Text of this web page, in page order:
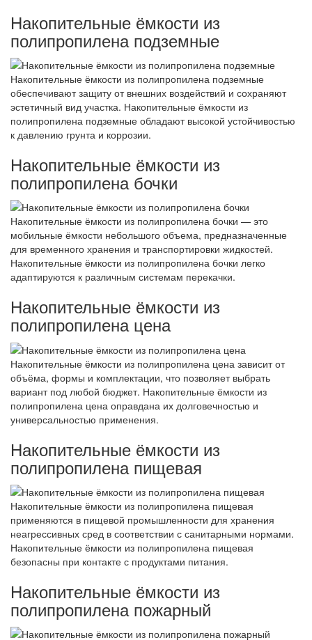
Накопительные ёмкости из
полипропилена подземные
Накопительные ёмкости из полипропилена подземные
обеспечивают защиту от внешних воздействий и сохраняют
эстетичный вид участка. Накопительные ёмкости из
полипропилена подземные обладают высокой устойчивостью
к давлению грунта и коррозии.
Накопительные ёмкости из
полипропилена бочки
Накопительные ёмкости из полипропилена бочки — это
мобильные ёмкости небольшого объема, предназначенные
для временного хранения и транспортировки жидкостей.
Накопительные ёмкости из полипропилена бочки легко
адаптируются к различным системам перекачки.
Накопительные ёмкости из
полипропилена цена
Накопительные ёмкости из полипропилена цена зависит от
объёма, формы и комплектации, что позволяет выбрать
вариант под любой бюджет. Накопительные ёмкости из
полипропилена цена оправдана их долговечностью и
универсальностью применения.
Накопительные ёмкости из
полипропилена пищевая
Накопительные ёмкости из полипропилена пищевая
применяются в пищевой промышленности для хранения
неагрессивных сред в соответствии с санитарными нормами.
Накопительные ёмкости из полипропилена пищевая
безопасны при контакте с продуктами питания.
Накопительные ёмкости из
полипропилена пожарный